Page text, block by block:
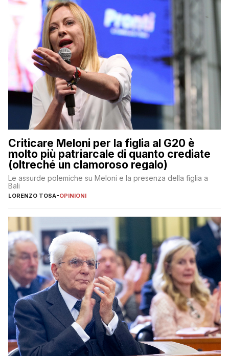
Criticare Meloni per la figlia al G20 è
molto più patriarcale di quanto crediate
(oltreché un clamoroso regalo)
Le assurde polemiche su Meloni e la presenza della figlia a
Bali
LORENZO TOSA-OPINIONI